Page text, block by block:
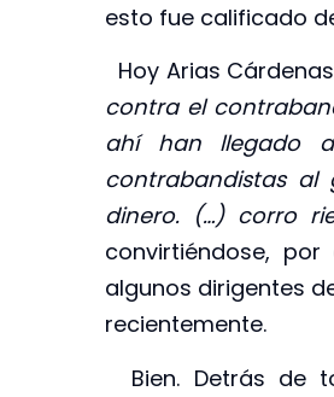
esto fue calificado
Hoy Arias
contra el
ahí han llegado
contrabandistas al
dinero. (…) corro
convirtiéndose,
algunos dirigentes
recientemente.
Bien. Detrás de